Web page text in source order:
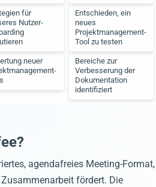
für
Nutzer-
neuer
Entschieden, ein
neues
Projektmanagement-
Tool zu testen
Bereiche zur
Verbesserung der
Dokumentation
identifiziert
agendafreies Meeting-Format,
fördert. Die